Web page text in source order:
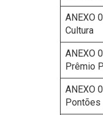
ANEXO
Cultura
ANEXO
Prêmio
ANEXO
Pontões